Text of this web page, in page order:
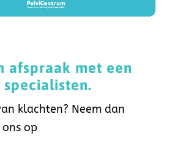
afspraak met een
specialisten.
klachten? Neem dan
op